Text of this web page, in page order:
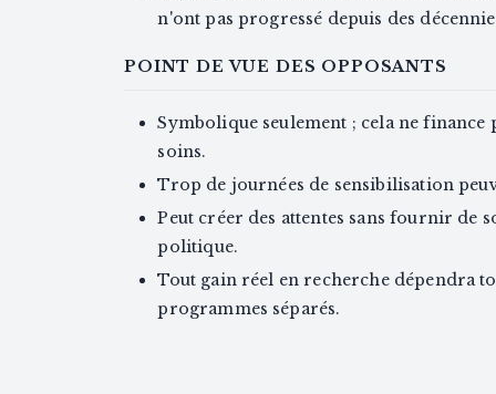
n'ont pas progressé depuis des
POINT DE VUE DES OPPOSANTS
Symbolique seulement ; cela ne
soins.
Trop de journées de sensibilisation
Peut créer des attentes sans fournir de
politique.
Tout gain réel en recherche dépendra
programmes séparés.